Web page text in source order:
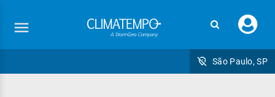
seu
São Paulo, SP